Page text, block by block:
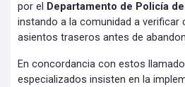
por el Departamento de Policía
instando a la comunidad a verificar
asientos traseros antes de
En concordancia con estos
especializados insisten en la